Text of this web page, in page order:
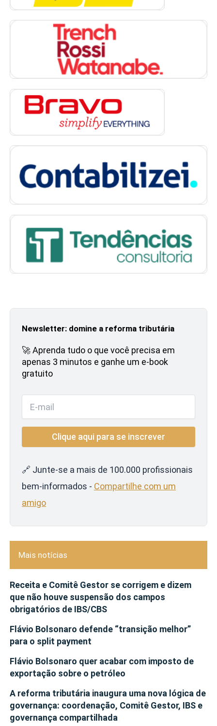
Newsletter: domine a reforma tributária
🚀 Aprenda tudo o que você precisa em
apenas 3 minutos e ganhe um e-book
gratuito
🔗 Junte-se a mais de 100.000 profissionais
bem-informados - Compartilhe com um
amigo
Mais notícias
Receita e Comitê Gestor se corrigem e dizem
que não houve suspensão dos campos
obrigatórios de IBS/CBS
Flávio Bolsonaro defende “transição melhor”
para o split payment
Flávio Bolsonaro quer acabar com imposto de
exportação sobre o petróleo
A reforma tributária inaugura uma nova lógica de
governança: coordenação, Comitê Gestor, IBS e
governança compartilhada